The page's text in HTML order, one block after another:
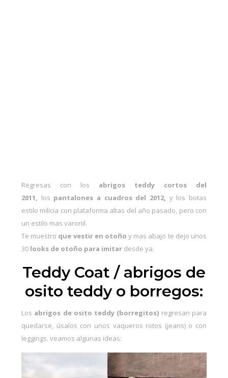
Regresas con los abrigos teddy cortos del
2011, los pantalones a cuadros del 2012, y los botas
estilo milicia con plataforma altas del año pasado, pero con
un estilo mas varonil.
Te muestro que vestir en otoñoy mas abajo te dejo unos
30 looks de otoño para imitar desde ya.
Teddy Coat / abrigos de
osito teddy o borregos:
Los abrigos de osito teddy (borregitos) regresan para
quedarse, úsalos con unos vaqueros rotos (jeans) o con
leggings. veamos algunas ideas: